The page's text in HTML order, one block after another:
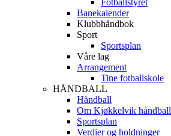
Fotballstyret
Banekalender
Klubbhåndbok
Sport
Sportsplan
Våre lag
Arrangement
Tine fotballskole
HÅNDBALL
Håndball
Om Kjøkkelvik håndball
Sportsplan
Verdier og holdninger